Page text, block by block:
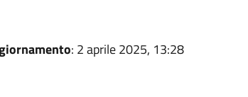
: 2 aprile 2025, 13:28